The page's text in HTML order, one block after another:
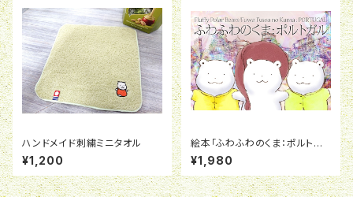
ハンドメイド刺繍ミニタオル
¥1,200
絵本「ふわふわのくま：ポルトガ
ル」
¥1,980